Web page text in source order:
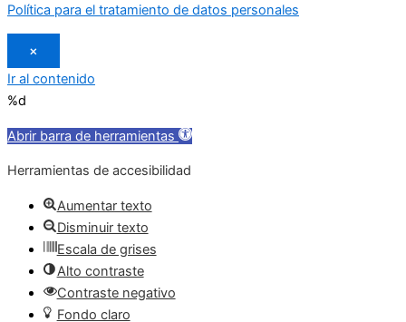
Política para el tratamiento de datos personales
×
Ir al contenido
%d
Abrir barra de herramientas
Herramientas de accesibilidad
Aumentar texto
Disminuir texto
Escala de grises
Alto contraste
Contraste negativo
Fondo claro